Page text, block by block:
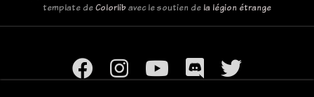
template deColorlibavec le soutien de la légion étrange